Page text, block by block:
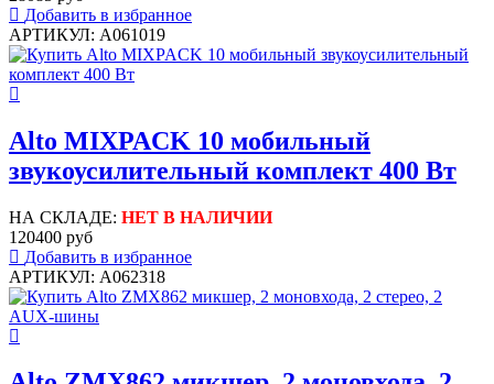
Добавить в избранное
АРТИКУЛ: A061019
Alto MIXPACK 10 мобильный
звукоусилительный комплект 400 Вт
НА СКЛАДЕ: НЕТ В НАЛИЧИИ
120400 руб
Добавить в избранное
АРТИКУЛ: A062318